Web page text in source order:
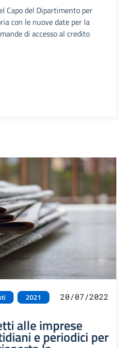
Capo del Dipartimento per
con le nuove date per la
di accesso al credito
2021 20/07/2022
alle imprese
e periodici per